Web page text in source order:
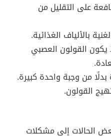
على التقليل من
بالألياف الغذائية.
يكون القولون العصبي
من وجبة واحدة كبيرة.
القولون.
الحالات إلى مشكلات